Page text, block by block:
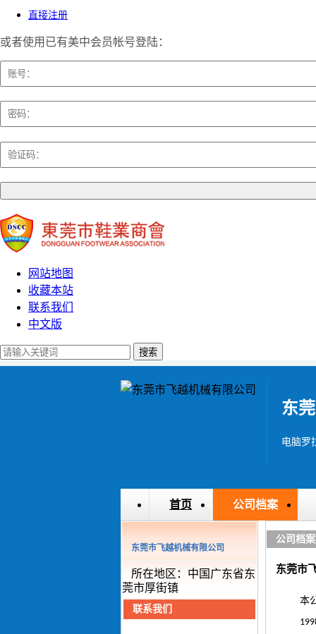
直接注册
或者使用已有美中会员帐号登陆：
网站地图
收藏本站
联系我们
中文版
东
电脑罗
首页 公司档案
东莞市飞越机械有限公司
所在地区：中国广东省东
莞市厚街镇
联系我们
公司档案
东莞市
本